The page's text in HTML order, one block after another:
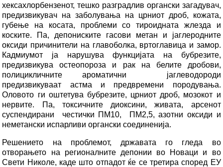
хексахлорбензенот, тешко разградлив органски загадувач,
предизвикувач на заболувања на црниот дроб, кожата,
губење на косата, проблеми со тироидната жлезда и
коските. Па, депониските гасови метан и јаглеродните
оксиди причинители на главоболка, вртоглавица и замор.
Кадмиумот ја нарушува функцијата на бубрезите,
предизвикува остеопороза и рак на белите дробови,
полицикличните ароматични јаглеводороди
предизвикуваат астма и предвремени породувања.
Оловото ги оштетува бубрезите, црниот дроб, мозокот и
нервите. Па, токсичните диоксини, живата, арсенот
суспендирани честички ПМ10, ПM2,5, азотни оксиди и
неметански испарливи органски соединенија.
Решението на проблемот, државата го гледа во
отворањето на регионалните депонии во Новаци и во
Свети Николе, каде што отпадот ќе се третира според ЕУ